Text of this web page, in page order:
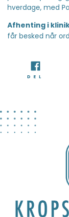
hverdage, med
Afhenting i
får besked når
DEL